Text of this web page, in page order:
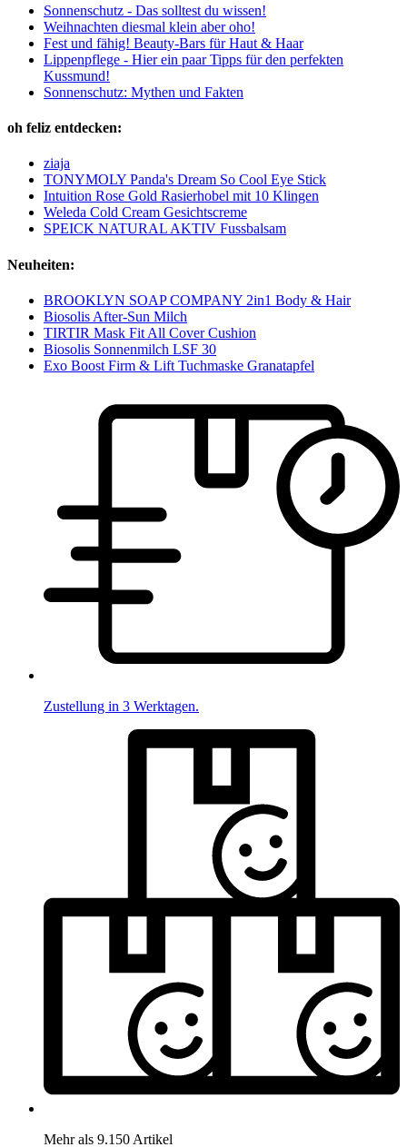
Sonnenschutz - Das solltest du wissen!
Weihnachten diesmal klein aber oho!
Fest und fähig! Beauty-Bars für Haut & Haar
Lippenpflege - Hier ein paar Tipps für den perfekten
Kussmund!
Sonnenschutz: Mythen und Fakten
oh feliz entdecken:
ziaja
TONYMOLY Panda's Dream So Cool Eye Stick
Intuition Rose Gold Rasierhobel mit 10 Klingen
Weleda Cold Cream Gesichtscreme
SPEICK NATURAL AKTIV Fussbalsam
Neuheiten:
BROOKLYN SOAP COMPANY 2in1 Body & Hair
Biosolis After-Sun Milch
TIRTIR Mask Fit All Cover Cushion
Biosolis Sonnenmilch LSF 30
Exo Boost Firm & Lift Tuchmaske Granatapfel
Zustellung in 3 Werktagen.
Mehr als 9.150 Artikel